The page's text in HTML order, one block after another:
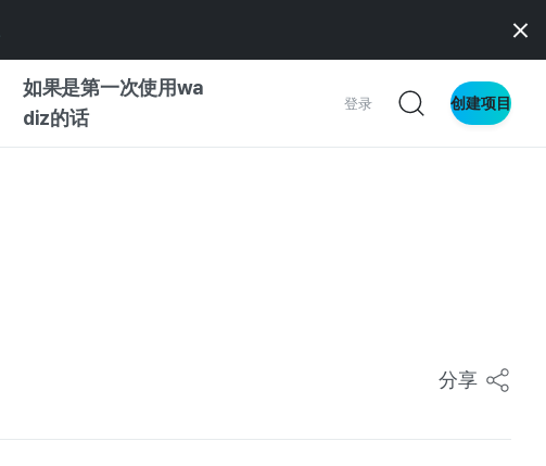
如果是第一次使用wa
diz的话
登录 创建项目
分享